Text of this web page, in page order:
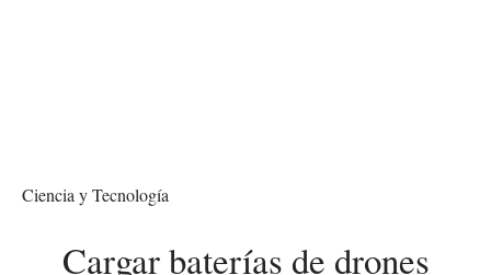
Ciencia y Tecnología
Cargar baterías de drones